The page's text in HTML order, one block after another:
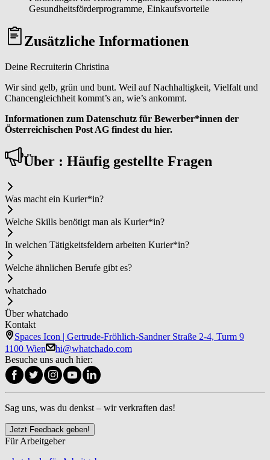
Gesundheitsförderprogramme, Einkaufsvorteile
Zusätzliche Informationen
Deine Recruiterin Christina
Wir sind gelb, grün und bunt. Weil auf Nachhaltigkeit, Vielfalt und
Chancengleichheit kommt’s an, wie’s ankommt.
Informationen zum Datenschutz für Bewerber*innen der
Österreichischen Post AG findest du hier.
Über : Häufig gestellte Fragen
Was macht ein Ku­rier*in?
Welche Skills benötigt man als Ku­rier*in?
In welchen Tätigkeitsfeldern arbeiten Ku­rier*in?
Welche ähnlichen Berufe gibt es?
whatchado
Über whatchado
Kontakt
Spaces Icon | Gertrude-Fröhlich-Sandner Straße 2-4, Turm 9
1100 Wien
hi@whatchado.com
Besuche uns auch hier:
Sag uns, was du denkst – wir verkraften das!
Jetzt Feedback geben!
Für Arbeitgeber